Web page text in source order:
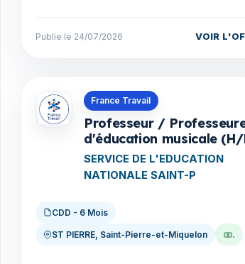
Publie le 24/07/2026 VOIR
France Travail
Professeur /
d'éducation musicale (H/
SERVICE DE L'EDUCATION
NATIONALE SAINT-P
CDD - 6 Mois
ST PIERRE, Saint-Pierre-et-Miquelon .
Offres en Saint-Pierre-et-Miquelon